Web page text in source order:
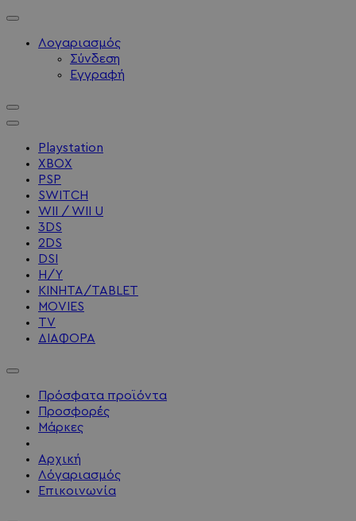
Λογαριασμός
Σύνδεση
Εγγραφή
Playstation
XBOX
PSP
SWITCH
WII / WII U
3DS
2DS
DSI
Η/Υ
ΚΙΝΗΤΑ/TABLET
MOVIES
TV
ΔΙΑΦΟΡΑ
Πρόσφατα προϊόντα
Προσφορές
Μάρκες
Αρχική
Λόγαριασμός
Επικοινωνία